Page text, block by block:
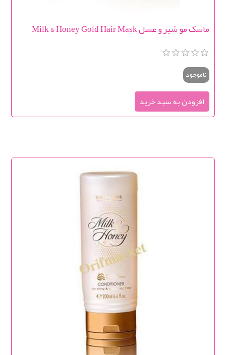
ماسک مو شیر و عسل Milk & Honey Gold Hair Mask
ناموجود